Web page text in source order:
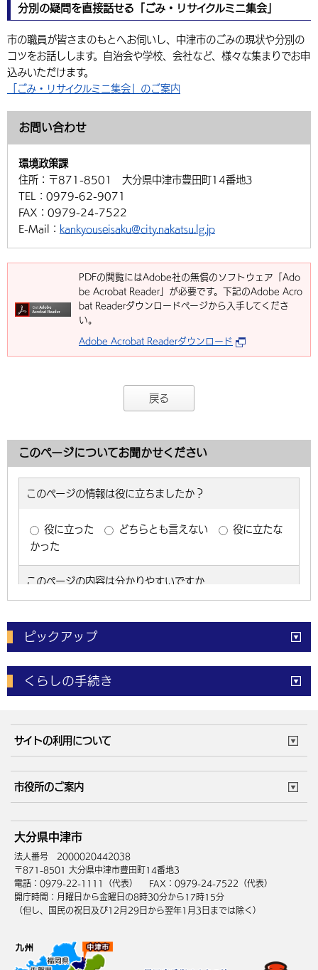
分別の疑問を直接話せる「ごみ・リサイクルミニ集会」
市の職員が皆さまのもとへお伺いし、中津市のごみの現状や分別の
コツをお話しします。自治会や学校、会社など、様々な集まりでお申
込みいただけます。
「ごみ・リサイクルミニ集会」のご案内
お問い合わせ
環境政策課
住所： 〒871-8501 大分県中津市豊田町14番地3
TEL： 0979-62-9071
FAX： 0979-24-7522
E-Mail： kankyouseisaku@city.nakatsu.lg.jp
PDFの閲覧にはAdobe社の無償のソフトウェア「Ado
be Acrobat Reader」が必要です。下記のAdobe Acro
bat Readerダウンロードページから入手してくださ
い。
Adobe Acrobat Readerダウンロード
戻る
このページについてお聞かせください
ピックアップ
電子申請 窓口の混雑状況
体育施設予約状況 ご意見・ご要望
くらしの手続き
成人・仕事
住まい・引越 ごみ・環境
健康・医療 障がい・福祉
高齢・介護
サイトの利用について
サイトマップ
市役所のご案内
庁舎地図 組織案内
中津市へのアクセス
大分県中津市
法人番号 2000020442038
〒871-8501 大分県中津市豊田町14番地3
電話：0979-22-1111（代表）
FAX：0979-24-7522（代表）
開庁時間：月曜日から金曜日の8時30分から17時15分
（但し、国民の祝日及び12月29日から翌年1月3日までは除く）